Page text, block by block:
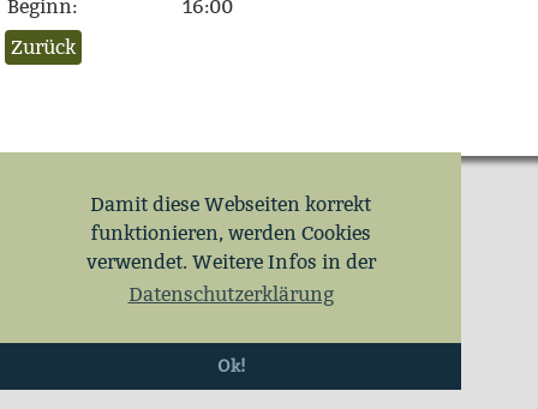
Damit diese Webseiten korrekt
funktionieren, werden Cookies
verwendet. Weitere Infos in der
Datenschutzerklärung
Ok!
Beginn:
16:00